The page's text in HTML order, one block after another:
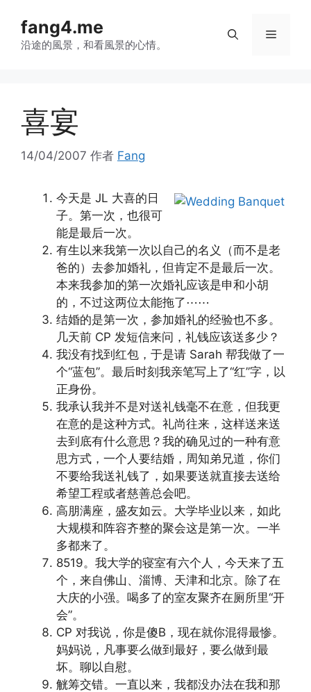
fang4.me
沿途的風景，和看風景的心情。
菜
喜宴
14/04/2007 作者 Fang
今天是 JL 大喜的日
子。第一次，也很可
能是最后一次。
有生以来我第一次以自己的名义（而不是老
爸的）去参加婚礼，但肯定不是最后一次。
本来我参加的第一次婚礼应该是申和小胡
的，不过这两位太能拖了⋯⋯
结婚的是第一次，参加婚礼的经验也不多。
几天前 CP 发短信来问，礼钱应该送多少？
我没有找到红包，于是请 Sarah 帮我做了一
个“蓝包”。最后时刻我亲笔写上了“红”字，以
正身份。
我承认我并不是对送礼钱毫不在意，但我更
在意的是这种方式。礼尚往来，这样送来送
去到底有什么意思？我的确见过的一种有意
思方式，一个人要结婚，周知弟兄道，你们
不要给我送礼钱了，如果要送就直接去送给
希望工程或者慈善总会吧。
高朋满座，盛友如云。大学毕业以来，如此
大规模和阵容齐整的聚会这是第一次。一半
多都来了。
8519。我大学的寝室有六个人，今天来了五
个，来自佛山、淄博、天津和北京。除了在
大庆的小强。喝多了的室友聚齐在厕所里“开
会”。
CP 对我说，你是傻B，现在就你混得最惨。
妈妈说，凡事要么做到最好，要么做到最
坏。聊以自慰。
觥筹交错。一直以来，我都没办法在我和那